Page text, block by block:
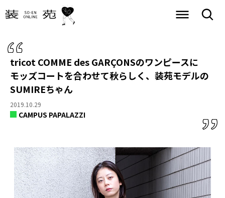
tricot COMME des GARÇONSのワンピースに
モッズコートを合わせて秋らしく、装苑モデルの
SUMIREちゃん
2019.10.29
CAMPUS PAPALAZZI